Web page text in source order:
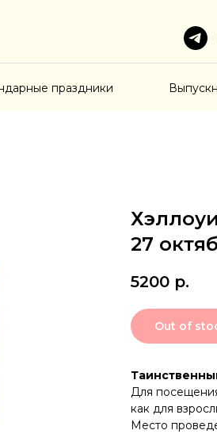
праздники
27
5200 р.
Out of
Для
как для
Место